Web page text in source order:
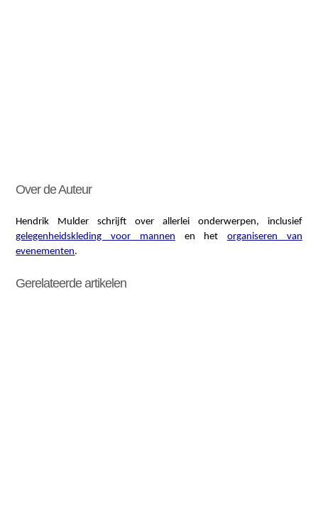
Over de Auteur
Hendrik Mulder schrijft over allerlei onderwerpen, inclusief
gelegenheidskleding voor mannen en het organiseren van
evenementen.
Gerelateerde artikelen